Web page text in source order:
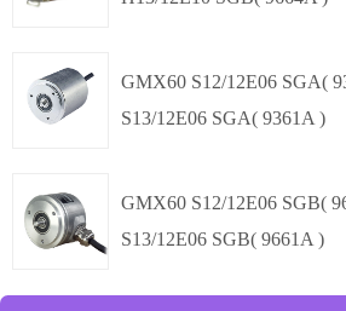
Φ60mm
SSI 多圈绝对
GMX60 S12/12E06 SGA(
S13/12E06 SGA( 9361A )
SSI 多圈绝
GMX60 S12/12E06 SGB(
S13/12E06 SGB( 9661A )